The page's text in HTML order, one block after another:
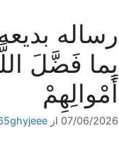
رساله
بِما فَضَّلَ
أَمْوالِهِمْ‌
07/06/2026 از